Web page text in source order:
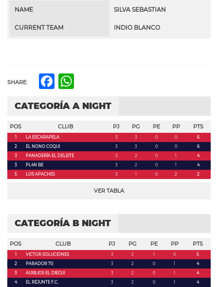
NAME SILVA SEBASTIAN
CURRENT TEAM INDIO BLANCO
SHARE: Facebook
CATEGORÍA A NIGHT
POS CLUB PJ PG PE PP PTS
1 LA ESCARAPELA 3 3 0 0
6
2
EL NONO COQUI 3 3 0 0
6
3
PANADERÍA EL DELEITE 3 2 0 1
4
3
PL4N BE 3 2 0 1
4
5
LOS APACHES 3 1 0 2 2
VER TABLA
CATEGORÍA B NIGHT
POS CLUB PJ PG PE PP PTS
1 VICTOR SOLUCIONES 3 2 1 0
5
2
PARADOR 70 3 2 0 1
4
3
AUXILIOS EL DIEGUI 3 2 0 1
4
4
EL REJUNTE F.C. 3 2 0 1
4